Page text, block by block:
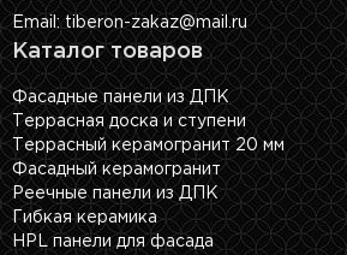
Email: tiberon-zakaz@mail.ru
Каталог товаров
Фасадные панели из ДПК
Террасная доска и ступени
Террасный керамогранит 20 мм
Фасадный керамогранит
Реечные панели из ДПК
Гибкая керамика
HPL панели для фасада